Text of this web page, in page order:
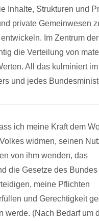
Inhalte, Strukturen und
private Gemeinwesen
Im Zentrum
die Verteilung von
All das kulminiert im
und jedes
ich meine Kraft dem
widmen, seinen
von ihm wenden, das
die Gesetze des Bundes
meine Pflichten
und Gerechtigkeit
werde. (Nach Bedarf um